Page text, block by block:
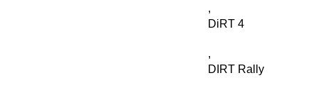
,
DiRT 4
,
DIRT Rally